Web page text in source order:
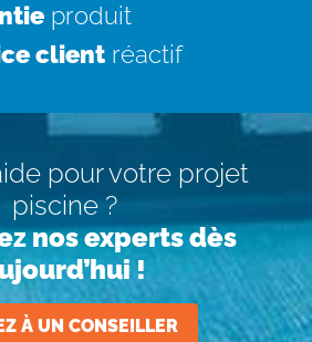
produit
client réactif
pour votre projet
piscine ?
nos experts dès
!
À UN CONSEILLER